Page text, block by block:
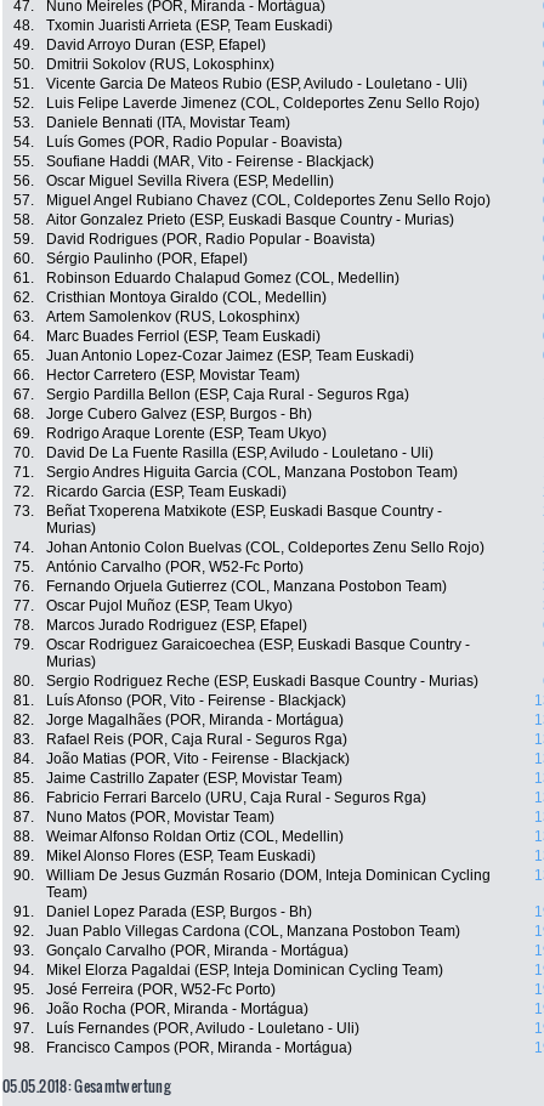
47.
Nuno Meireles (POR, Miranda - Mortágua)
48.
Txomin Juaristi Arrieta (ESP, Team Euskadi)
49.
David Arroyo Duran (ESP, Efapel)
50.
Dmitrii Sokolov (RUS, Lokosphinx)
51.
Vicente Garcia De Mateos Rubio (ESP, Aviludo - Louletano - Uli)
52.
Luis Felipe Laverde Jimenez (COL, Coldeportes Zenu Sello Rojo)
53.
Daniele Bennati (ITA, Movistar Team)
54.
Luís Gomes (POR, Radio Popular - Boavista)
55.
Soufiane Haddi (MAR, Vito - Feirense - Blackjack)
56.
Oscar Miguel Sevilla Rivera (ESP, Medellin)
57.
Miguel Angel Rubiano Chavez (COL, Coldeportes Zenu Sello Rojo)
58.
Aitor Gonzalez Prieto (ESP, Euskadi Basque Country - Murias)
59.
David Rodrigues (POR, Radio Popular - Boavista)
60.
Sérgio Paulinho (POR, Efapel)
61.
Robinson Eduardo Chalapud Gomez (COL, Medellin)
62.
Cristhian Montoya Giraldo (COL, Medellin)
63.
Artem Samolenkov (RUS, Lokosphinx)
64.
Marc Buades Ferriol (ESP, Team Euskadi)
65.
Juan Antonio Lopez-Cozar Jaimez (ESP, Team Euskadi)
66.
Hector Carretero (ESP, Movistar Team)
67.
Sergio Pardilla Bellon (ESP, Caja Rural - Seguros Rga)
68.
Jorge Cubero Galvez (ESP, Burgos - Bh)
69.
Rodrigo Araque Lorente (ESP, Team Ukyo)
70.
David De La Fuente Rasilla (ESP, Aviludo - Louletano - Uli)
71.
Sergio Andres Higuita Garcia (COL, Manzana Postobon Team)
72.
Ricardo Garcia (ESP, Team Euskadi)
73.
Beñat Txoperena Matxikote (ESP, Euskadi Basque Country -
Murias)
74. Johan Antonio Colon Buelvas (COL, Coldeportes Zenu Sello Rojo)
75.
António Carvalho (POR, W52-Fc Porto)
76.
Fernando Orjuela Gutierrez (COL, Manzana Postobon Team)
77.
Oscar Pujol Muñoz (ESP, Team Ukyo)
78.
Marcos Jurado Rodriguez (ESP, Efapel)
79.
Oscar Rodriguez Garaicoechea (ESP, Euskadi Basque Country -
Murias)
80. Sergio Rodriguez Reche (ESP, Euskadi Basque Country - Murias)
81.
Luís Afonso (POR, Vito - Feirense - Blackjack)
82.
Jorge Magalhães (POR, Miranda - Mortágua)
83.
Rafael Reis (POR, Caja Rural - Seguros Rga)
84.
João Matias (POR, Vito - Feirense - Blackjack)
85.
Jaime Castrillo Zapater (ESP, Movistar Team)
86.
Fabricio Ferrari Barcelo (URU, Caja Rural - Seguros Rga)
87.
Nuno Matos (POR, Movistar Team)
88.
Weimar Alfonso Roldan Ortiz (COL, Medellin)
89.
Mikel Alonso Flores (ESP, Team Euskadi)
90.
William De Jesus Guzmán Rosario (DOM, Inteja Dominican Cycling
Team)
91. Daniel Lopez Parada (ESP, Burgos - Bh)
92.
Juan Pablo Villegas Cardona (COL, Manzana Postobon Team)
93.
Gonçalo Carvalho (POR, Miranda - Mortágua)
94.
Mikel Elorza Pagaldai (ESP, Inteja Dominican Cycling Team)
95.
José Ferreira (POR, W52-Fc Porto)
96.
João Rocha (POR, Miranda - Mortágua)
97.
Luís Fernandes (POR, Aviludo - Louletano - Uli)
98.
Francisco Campos (POR, Miranda - Mortágua)
05.05.2018: Gesamtwertung